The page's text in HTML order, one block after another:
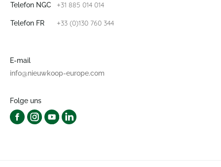
Telefon NGC +31 885 014 014
Telefon FR +33 (0)130 760 344
E-mail
info@nieuwkoop-europe.com
Folge uns